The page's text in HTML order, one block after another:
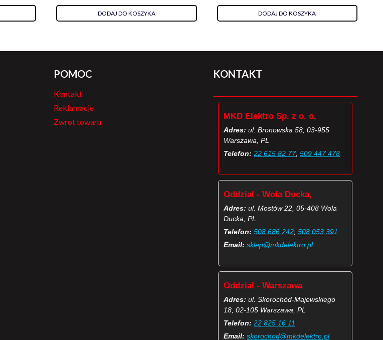
DODAJ DO KOSZYKA DODAJ DO KOSZYKA
POMOC
Kontakt
Reklamacje
Zwrot towaru
KONTAKT
MKD Elektro Sp. z o. o.
Adres: ul. Bronowska 58, 03-955
Warszawa, PL
Telefon: 22 615 82 77, 509 447 478
Oddział - Wola Ducka,
Adres: ul. Mostów 22, 05-408 Wola
Ducka, PL
Telefon: 508 686 242 508 053 391
Email: sklep@mkdelektro.pl
Oddział - Warszawa
Adres: ul. Skorochód-Majewskiego
18, 02-105 Warszawa, PL
Telefon: 22 825 16 11
Email: skorochod@mkdelektro.pl